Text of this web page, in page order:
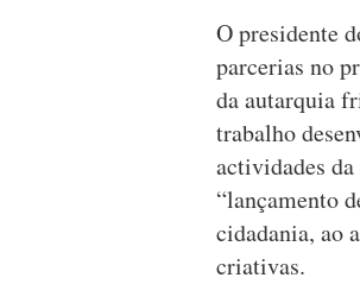
O presidente
parcerias no
da autarquia
trabalho
actividades
“lançamento
cidadania, ao
criativas.